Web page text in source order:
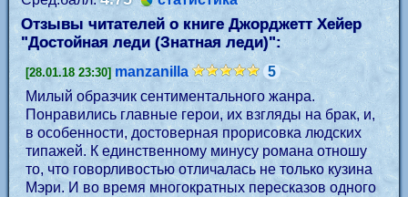
Отзывы читателей о книге Джорджетт Хейер
"Достойная леди (Знатная леди)":
[28.01.18 23:30] manzanilla
5
Милый образчик сентиментального жанра.
Понравились главные герои, их взгляды на брак, и,
в особенности, достоверная прорисовка людских
типажей. К единственному минусу романа отношу
то, что говорливостью отличалась не только кузина
Мэри. И во время многократных пересказов одного